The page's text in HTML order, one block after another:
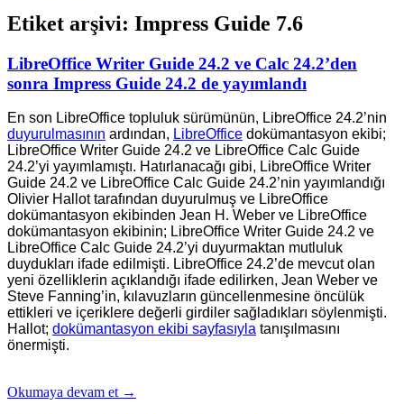
Etiket arşivi: Impress Guide 7.6
LibreOffice Writer Guide 24.2 ve Calc 24.2’den
sonra Impress Guide 24.2 de yayımlandı
En son LibreOffice topluluk sürümünün, LibreOffice 24.2’nin
duyurulmasının ardından, LibreOffice dokümantasyon ekibi;
LibreOffice Writer Guide 24.2 ve LibreOffice Calc Guide
24.2’yi yayımlamıştı. Hatırlanacağı gibi, LibreOffice Writer
Guide 24.2 ve LibreOffice Calc Guide 24.2’nin yayımlandığı
Olivier Hallot tarafından duyurulmuş ve LibreOffice
dokümantasyon ekibinden Jean H. Weber ve LibreOffice
dokümantasyon ekibinin; LibreOffice Writer Guide 24.2 ve
LibreOffice Calc Guide 24.2’yi duyurmaktan mutluluk
duydukları ifade edilmişti. LibreOffice 24.2’de mevcut olan
yeni özelliklerin açıklandığı ifade edilirken, Jean Weber ve
Steve Fanning’in, kılavuzların güncellenmesine öncülük
ettikleri ve içeriklere değerli girdiler sağladıkları söylenmişti.
Hallot; dokümantasyon ekibi sayfasıyla tanışılmasını
önermişti.
Okumaya devam et →